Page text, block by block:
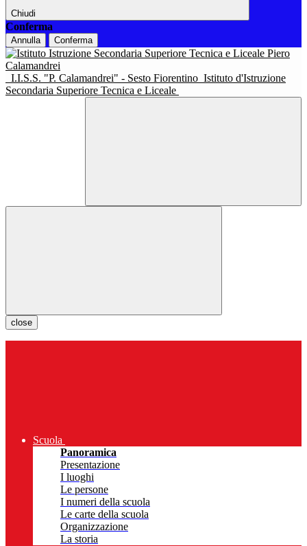
Chiudi
Conferma
Annulla Conferma
I.I.S.S. "P. Calamandrei" - Sesto Fiorentino Istituto d'Istruzione
Secondaria Superiore Tecnica e Liceale
close
Scuola
Panoramica
Presentazione
I luoghi
Le persone
I numeri della scuola
Le carte della scuola
Organizzazione
La storia